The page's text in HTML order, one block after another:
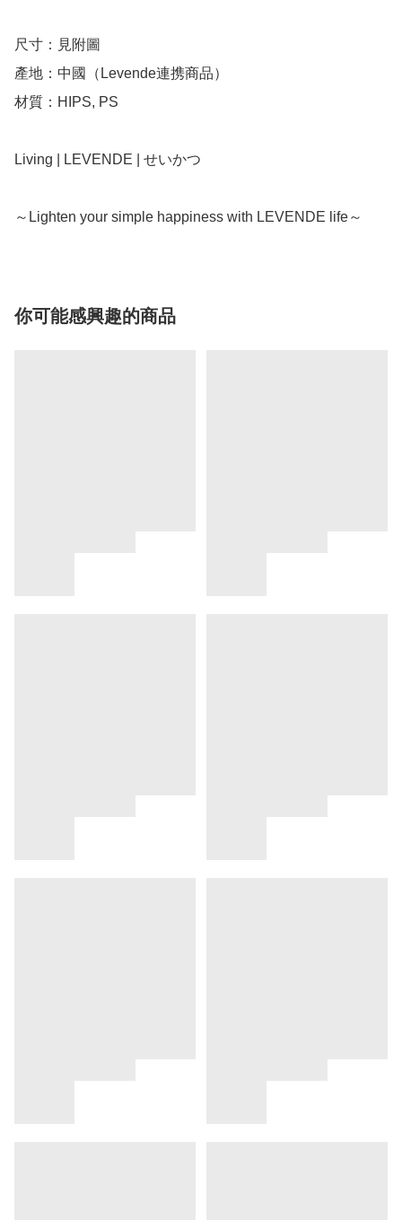
尺寸：見附圖
產地：中國（Levende連携商品）
材質：HIPS, PS
Living | LEVENDE | せいかつ
～Lighten your simple happiness with LEVENDE life～
你可能感興趣的商品